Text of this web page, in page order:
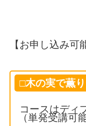
【お申し込み可
□木の実で薫
コースはディ
（単発受講可能